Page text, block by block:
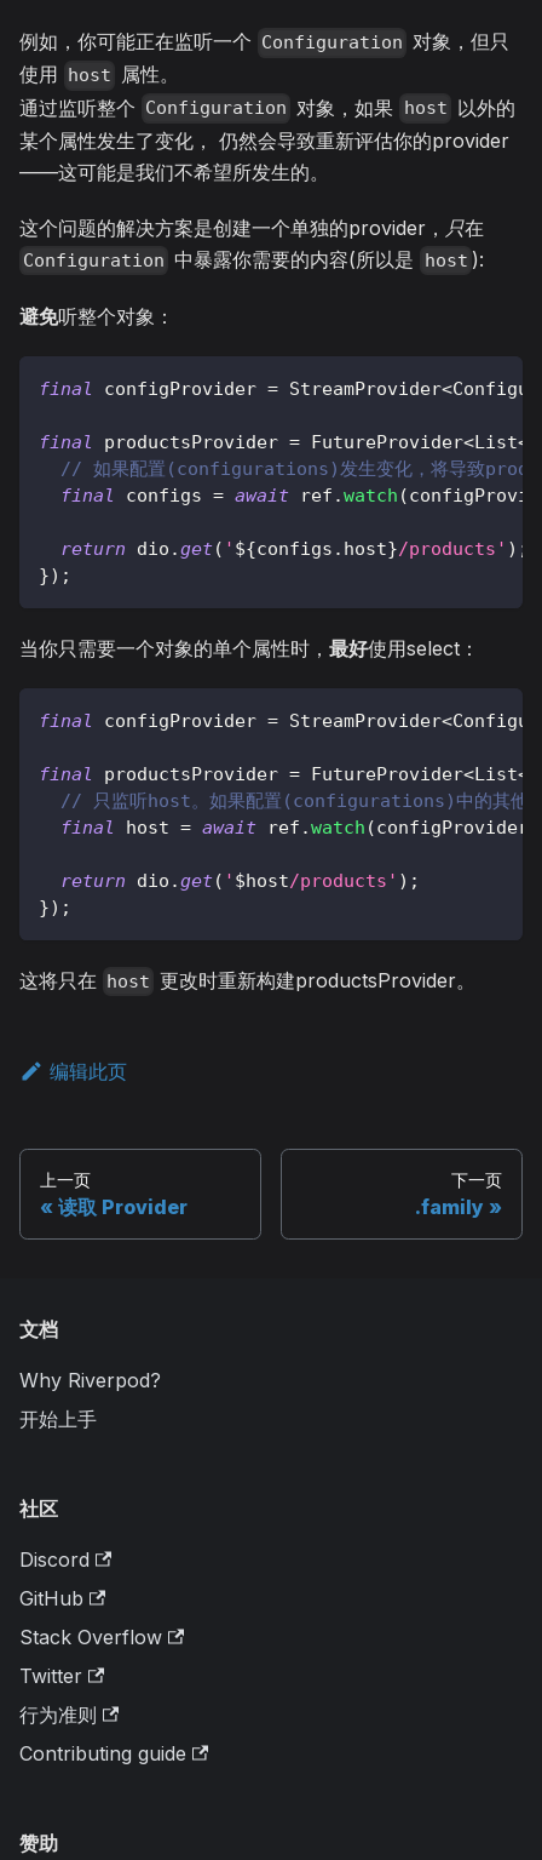
例如，你可能正在监听一个 Configuration 对象，但只
使用
host
属性。
通过监听整个 Configuration 对象，如果 host 以外的
某个属性发生了变化， 仍然会导致重新评估你的provider
——这可能是我们不希望所发生的。
这个问题的解决方案是创建一个单独的provider， 只在
Configuration 中暴露你需要的内容(所以是 host ):
避免听整个对象：
final configProvider = StreamProvider<
final productsProvider = FutureProvider<List<
// 如果配置(configurations)发生变化，将导致
final
configs = await ref .watch (
return dio .get( ' ${configs . host}/products' ) ;
}) ;
当你只需要一个对象的单个属性时， 最好使用select：
final configProvider = StreamProvider<
final productsProvider = FutureProvider<List<
// 只监听host。如果配置(configurations)中的其他内
final
host = await ref .watch (configProvider
return dio .get( ' $host/products' ) ;
}) ;
这将只在 host 更改时重新构建productsProvider。
编辑此页
上一页
读取 Provider
下一页
.family
文档
Why Riverpod?
开始上手
社区
Discord
GitHub
Stack Overflow
Twitter
行为准则
Contributing guide
赞助